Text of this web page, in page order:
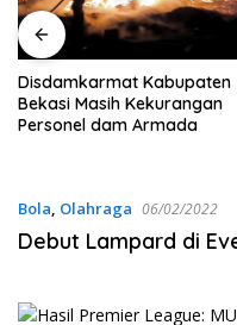
Disdamkarmat Kabupaten
Bekasi Masih Kekurangan
Personel dam Armada
Bola, Olahraga 06/02/2022
Debut Lampard di